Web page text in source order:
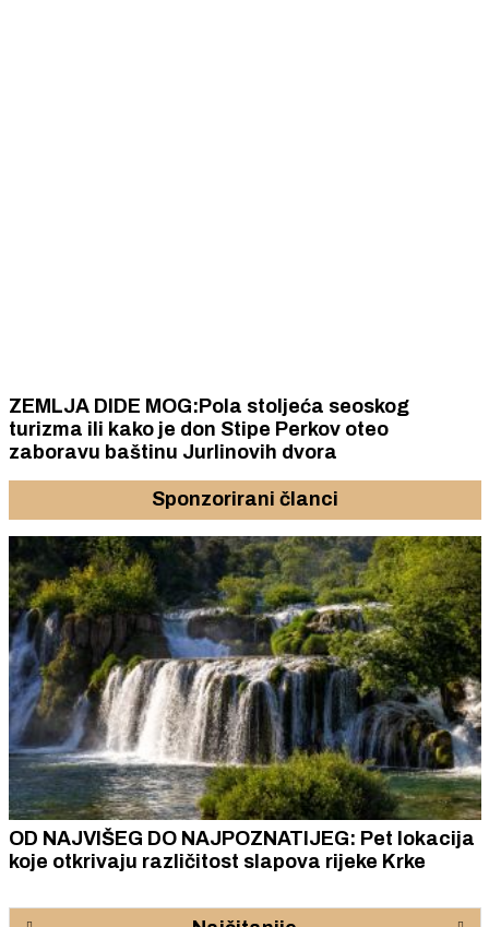
ZEMLJA DIDE MOG:Pola stoljeća seoskog
turizma ili kako je don Stipe Perkov oteo
zaboravu baštinu Jurlinovih dvora
Sponzorirani članci
OD NAJVIŠEG DO NAJPOZNATIJEG: Pet lokacija
koje otkrivaju različitost slapova rijeke Krke